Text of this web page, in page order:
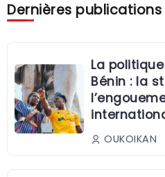
Dernières publications
La
Bénin : la
OUKOIKAN